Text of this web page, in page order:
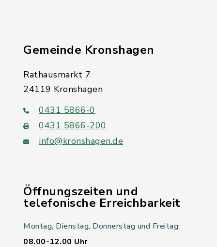
Gemeinde Kronshagen
Rathausmarkt 7
24119 Kronshagen
0431 5866-0
0431 5866-200
info@kronshagen.de
Öffnungszeiten und
telefonische Erreichbarkeit
Montag, Dienstag, Donnerstag und Freitag:
08.00-12.00 Uhr